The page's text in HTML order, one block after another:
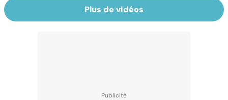
Plus de vidéos